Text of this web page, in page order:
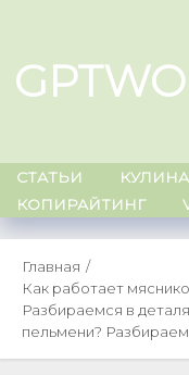
content
СТАТЬИ
КОПИРАЙТИНГ
Главная
Как работает
Разбираемся в
пельмени?